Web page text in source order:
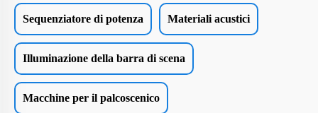
Sequenziatore di potenza Materiali acustici
Illuminazione della barra di scena
Macchine per il palcoscenico